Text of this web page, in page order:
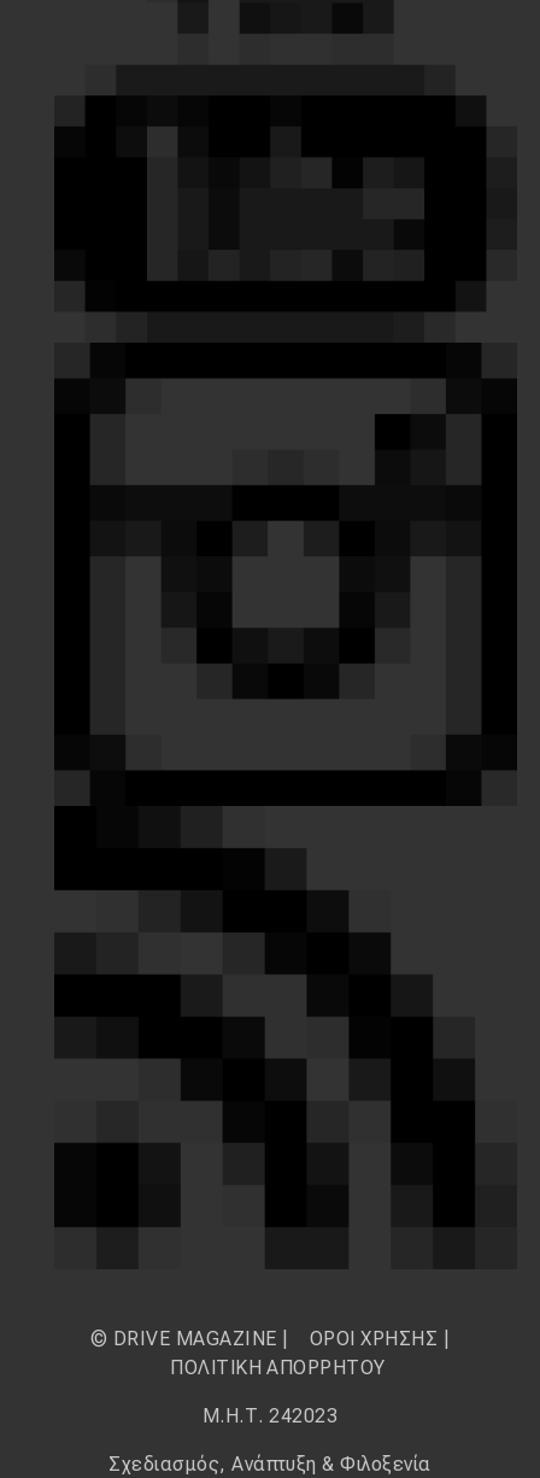
© DRIVE MAGAZINE | ΟΡΟΙ ΧΡΗΣΗΣ
ΠΟΛΙΤΙΚΗ ΑΠΟΡΡΗΤΟΥ
Μ.Η.Τ. 242023
Σχεδιασμός, Ανάπτυξη & Φιλοξενία